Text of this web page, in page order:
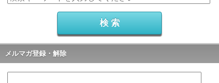
メルマガ登録・解除